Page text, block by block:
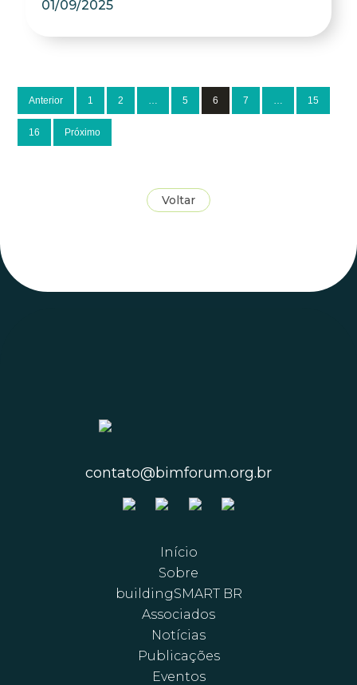
01/09/2025
Anterior 1 2 5 6 7 15
16 Próximo
Voltar
contato@bimforum.org.br
Início
Sobre
buildingSMART BR
Associados
Notícias
Publicações
Eventos